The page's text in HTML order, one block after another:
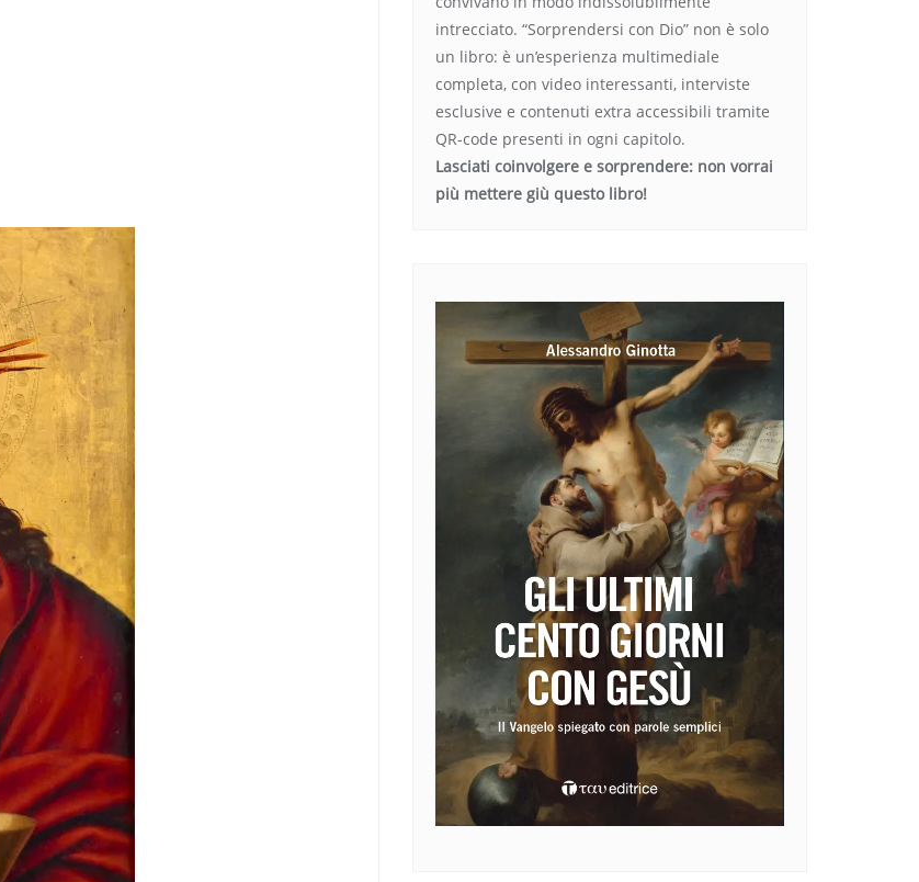
intrecciato. “Sorprendersi con Dio” non è solo
un libro: è un’esperienza multimediale
completa, con video interessanti, interviste
esclusive e contenuti extra accessibili tramite
QR-code presenti in ogni capitolo.
Lasciati coinvolgere e sorprendere: non vorrai
più mettere giù questo libro!